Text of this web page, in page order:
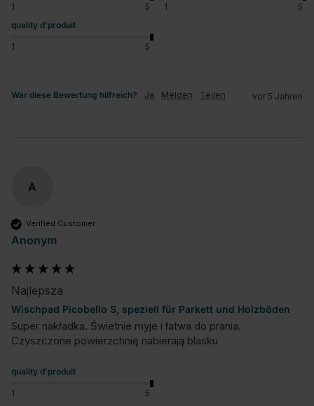
1 5 1
5
quality d'produit
1 5
War diese Bewertung hilfreich? Ja Melden Teilen vor 5 Jahren
A
Verified Customer
Anonym
Najlepsza
Wischpad Picobello S, speziell für Parkett und Holzböden
Super nakładka. Świetnie myje i łatwa do prania.
Czyszczone powierzchnię nabierają blasku
quality d'produit
1 5